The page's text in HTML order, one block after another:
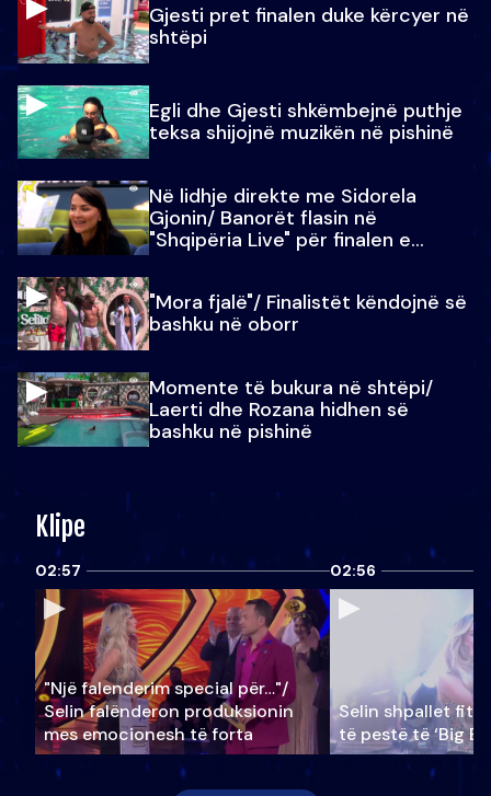
Gjesti pret finalen duke kërcyer në
shtëpi
Egli dhe Gjesti shkëmbejnë puthje
teksa shijojnë muzikën në pishinë
Në lidhje direkte me Sidorela
Gjonin/ Banorët flasin në
"Shqipëria Live" për finalen e
"Mora fjalë"/ Finalistët këndojnë së
bashku në oborr
Momente të bukura në shtëpi/
Laerti dhe Rozana hidhen së
bashku në pishinë
Klipe
02:57
"Një falenderim special për…"/
Selin falënderon produksionin
mes emocionesh të forta
02:56
Selin shpallet
të pestë të ‘Big